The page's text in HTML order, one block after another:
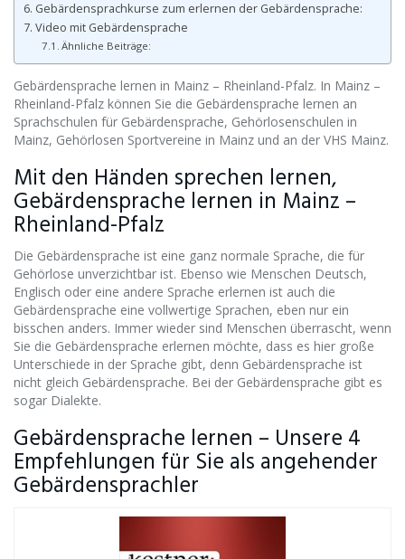
Gebärdensprachkurse zum erlernen der Gebärdensprache:
Video mit Gebärdensprache
Ähnliche Beiträge:
Gebärdensprache lernen in Mainz – Rheinland-Pfalz. In Mainz –
Rheinland-Pfalz können Sie die Gebärdensprache lernen an
Sprachschulen für Gebärdensprache, Gehörlosenschulen in
Mainz, Gehörlosen Sportvereine in Mainz und an der VHS Mainz.
Mit den Händen sprechen lernen,
Gebärdensprache lernen in Mainz –
Rheinland-Pfalz
Die Gebärdensprache ist eine ganz normale Sprache, die für
Gehörlose unverzichtbar ist. Ebenso wie Menschen Deutsch,
Englisch oder eine andere Sprache erlernen ist auch die
Gebärdensprache eine vollwertige Sprachen, eben nur ein
bisschen anders. Immer wieder sind Menschen überrascht, wenn
Sie die Gebärdensprache erlernen möchte, dass es hier große
Unterschiede in der Sprache gibt, denn Gebärdensprache ist
nicht gleich Gebärdensprache. Bei der Gebärdensprache gibt es
sogar Dialekte.
Gebärdensprache lernen – Unsere 4
Empfehlungen für Sie als angehender
Gebärdensprachler